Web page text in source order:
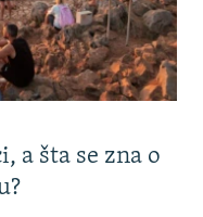
a šta se zna o